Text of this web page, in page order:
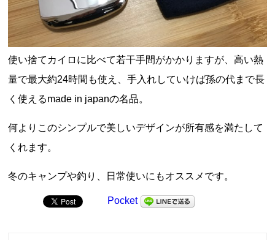
使い捨てカイロに比べて若干手間がかかりますが、高い熱
量で最大約24時間も使え、手入れしていけば孫の代まで長
く使えるmade in japanの名品。
何よりこのシンプルで美しいデザインが所有感を満たして
くれます。
冬のキャンプや釣り、日常使いにもオススメです。
Pocket